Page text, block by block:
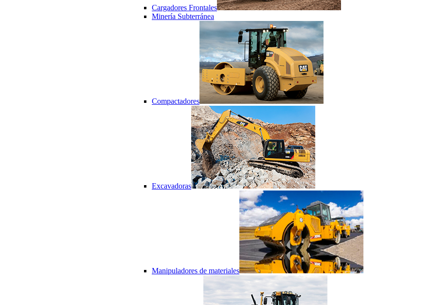
Cargadores Frontales
Minería Subterránea
Compactadores
Excavadoras
Manipuladores de materiales